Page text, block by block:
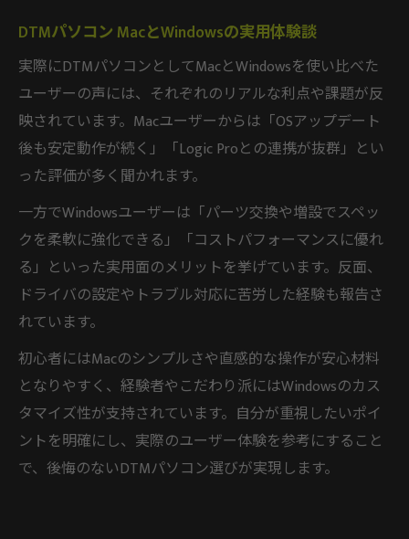
DTMパソコン MacとWindowsの実用体験談
実際にDTMパソコンとしてMacとWindowsを使い比べた
ユーザーの声には、それぞれのリアルな利点や課題が反
映されています。Macユーザーからは「OSアップデート
後も安定動作が続く」「Logic Proとの連携が抜群」とい
った評価が多く聞かれます。
一方でWindowsユーザーは「パーツ交換や増設でスペッ
クを柔軟に強化できる」「コストパフォーマンスに優れ
る」といった実用面のメリットを挙げています。反面、
ドライバの設定やトラブル対応に苦労した経験も報告さ
れています。
初心者にはMacのシンプルさや直感的な操作が安心材料
となりやすく、経験者やこだわり派にはWindowsのカス
タマイズ性が支持されています。自分が重視したいポイ
ントを明確にし、実際のユーザー体験を参考にすること
で、後悔のないDTMパソコン選びが実現します。